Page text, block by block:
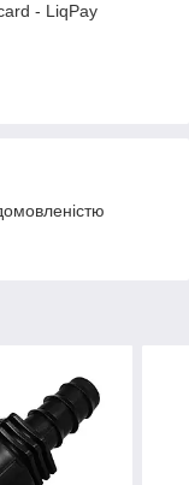
- LiqPay